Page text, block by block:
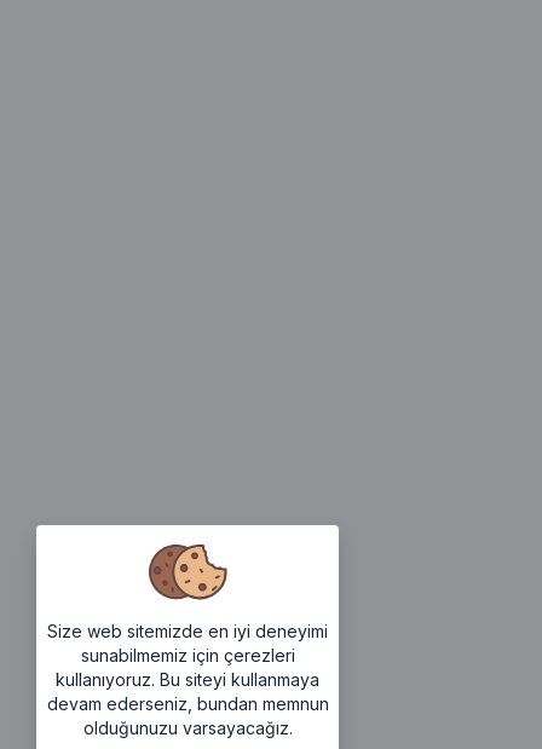
Size web sitemizde en iyi deneyimi
sunabilmemiz için çerezleri
kullanıyoruz. Bu siteyi kullanmaya
devam ederseniz, bundan memnun
olduğunuzu varsayacağız.